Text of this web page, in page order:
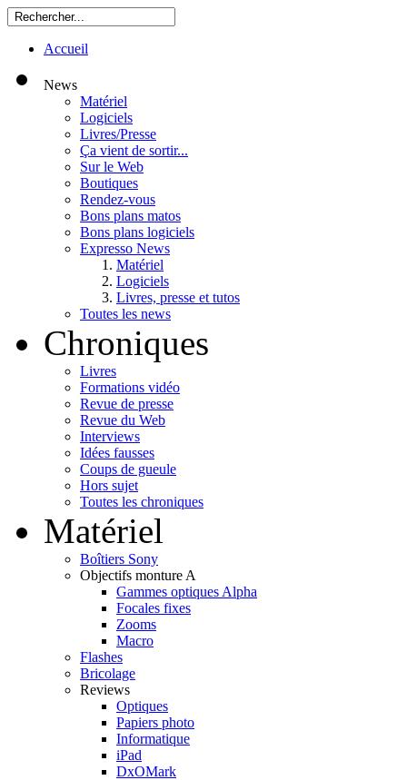
Accueil
News
Matériel
Logiciels
Livres/Presse
Ça vient de sortir...
Sur le Web
Boutiques
Rendez-vous
Bons plans matos
Bons plans logiciels
Expresso News
Matériel
Logiciels
Livres, presse et tutos
Toutes les news
Chroniques
Livres
Formations vidéo
Revue de presse
Revue du Web
Interviews
Idées fausses
Coups de gueule
Hors sujet
Toutes les chroniques
Matériel
Boîtiers Sony
Objectifs monture A
Gammes optiques Alpha
Focales fixes
Zooms
Macro
Flashes
Bricolage
Reviews
Optiques
Papiers photo
Informatique
iPad
DxOMark